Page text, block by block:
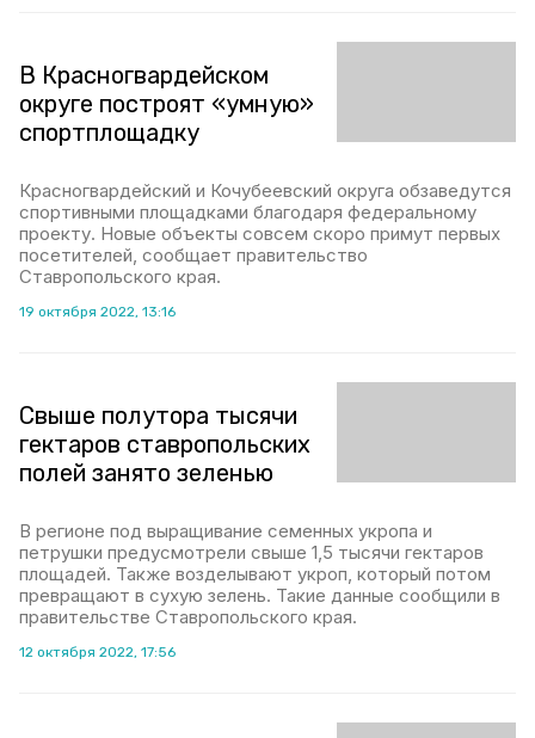
В Красногвардейском
округе построят «умную»
спортплощадку
Красногвардейский и Кочубеевский округа обзаведутся
спортивными площадками благодаря федеральному
проекту. Новые объекты совсем скоро примут первых
посетителей, сообщает правительство
Ставропольского края.
19 октября 2022, 13:16
Свыше полутора тысячи
гектаров ставропольских
полей занято зеленью
В регионе под выращивание семенных укропа и
петрушки предусмотрели свыше 1,5 тысячи гектаров
площадей. Также возделывают укроп, который потом
превращают в сухую зелень. Такие данные сообщили в
правительстве Ставропольского края.
12 октября 2022, 17:56